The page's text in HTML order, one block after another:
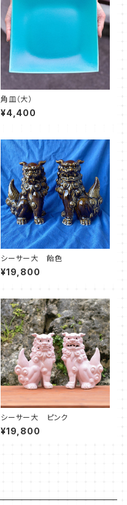
角皿（大）
¥4,400
シーサー大 飴色
¥19,800
シーサー大 ピンク
¥19,800